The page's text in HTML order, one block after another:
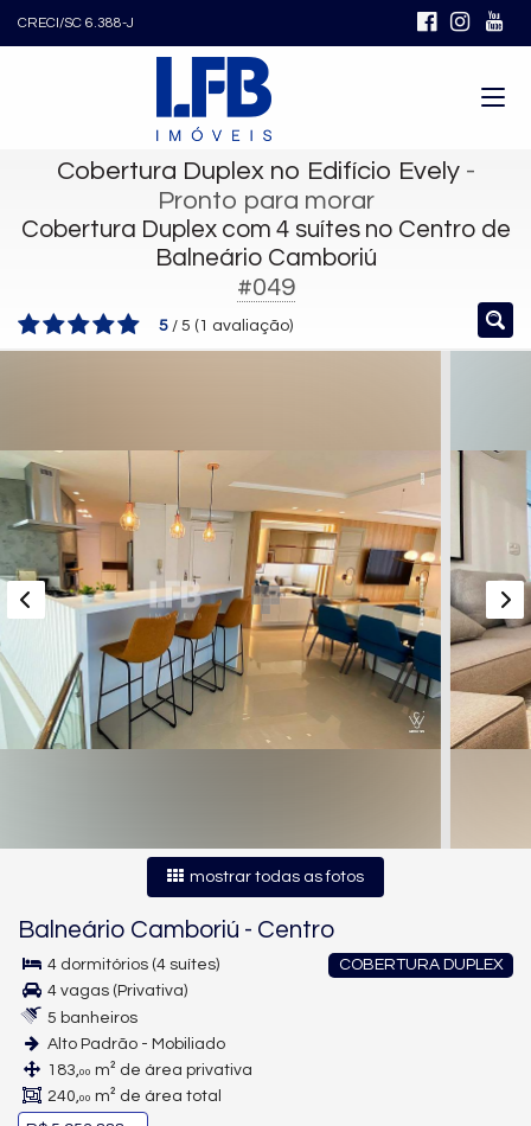
CRECI/SC 6.388-J
Cobertura Duplex no Edifício Evely-
Pronto para morar
Cobertura Duplex com 4 suítes no Centro de
Balneário Camboriú
#049
5 / 5 ( 1 avaliação)
mostrar todas as fotos
Balneário Camboriú - Centro
COBERTURA DUPLEX
4 dormitórios (4 suítes)
4 vagas (Privativa)
5 banheiros
Alto Padrão - Mobiliado
183,00 m² de área privativa
240,00 m² de área total